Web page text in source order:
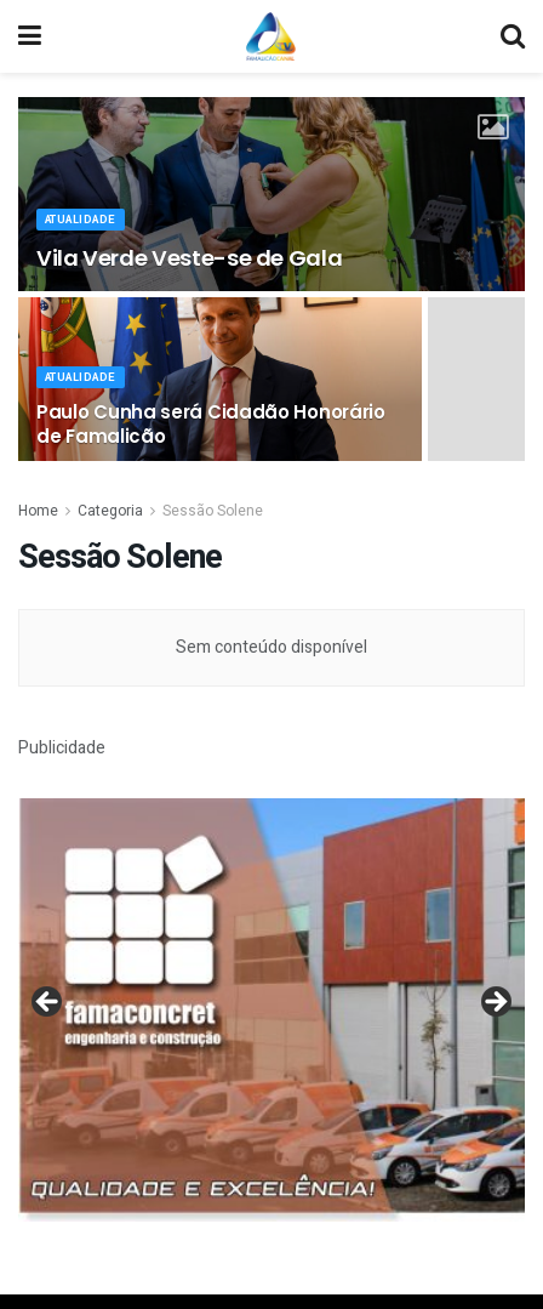
ATUALIDADE
Vila Verde Veste-se de Gala
ATUALIDADE
Paulo Cunha será Cidadão Honorário
de Famalicão
Home Categoria Sessão Solene
Sessão Solene
Sem conteúdo disponível
Publicidade